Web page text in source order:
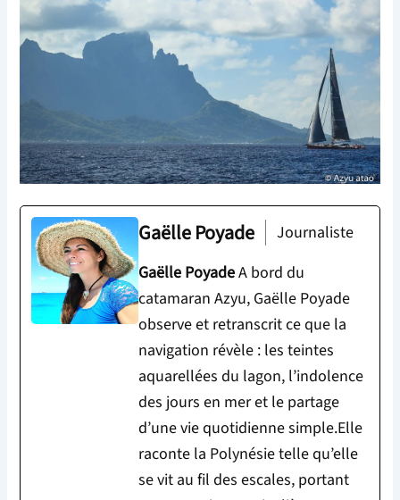
Gaëlle Poyade
Journaliste
Gaëlle PoyadeA bord du
catamaran Azyu, Gaëlle Poyade
observe et retranscrit ce que la
navigation révèle : les teintes
aquarellées du lagon, l’indolence
des jours en mer et le partage
d’une vie quotidienne simple.Elle
raconte la Polynésie telle qu’elle
se vit au fil des escales, portant